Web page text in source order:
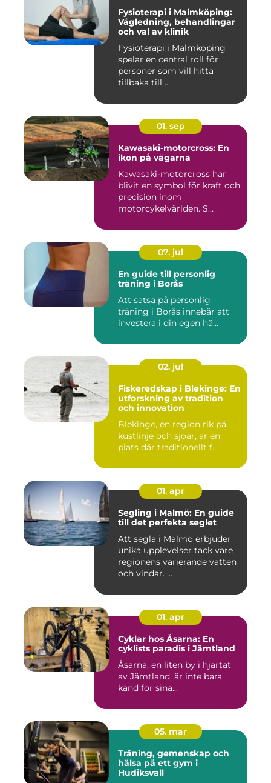
Fysioterapi i Malmköping:
Vägledning, behandlingar
och val av klinik
Fysioterapi i Malmköping
spelar en central roll för
personer som vill hitta
tillbaka till ...
01. sep
Kawasaki-motorcross: En
ikon på vägarna
Kawasaki-motorcross har
blivit en symbol för kraft och
precision inom
motorcykelvärlden. S...
07. jul
En guide till personlig
träning i Borås
Att satsa på personlig
träning i Borås innebär att
investera i din egen hä...
02. jul
Fiskeredskap i Blekinge: En
utforskning av tradition
och innovation
Blekinge, en region rik på
kustlinje och sjöar, är en
plats där traditionellt f...
01. apr
Segling i Malmö: En guide
till det perfekta seglet
Att segla i Malmö erbjuder
unika upplevelser tack vare
regionens varierande vatten
och vindar. ...
01. apr
Cyklar hos Åsarna: En
cyklists paradis i Jämtland
Åsarna, en liten by i hjärtat
av Jämtland, är inte bara
känd för sina...
05. mar
Träning, gemenskap och
hälsa på ett gym i
Hudiksvall